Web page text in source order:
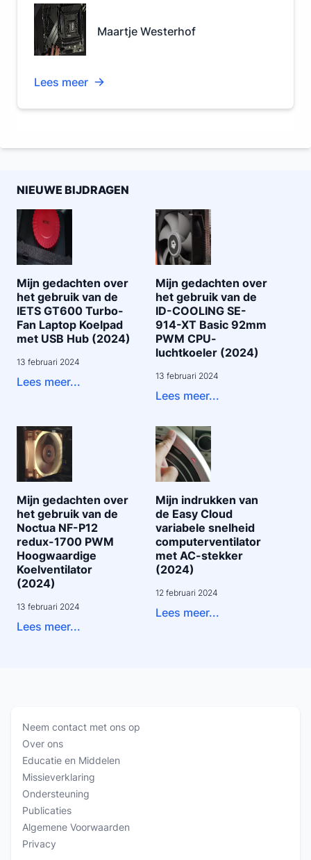
Maartje Westerhof
Lees meer
NIEUWE BIJDRAGEN
Mijn gedachten over
het gebruik van de
IETS GT600 Turbo-
Fan Laptop Koelpad
met USB Hub (2024)
13 februari 2024
Lees meer...
Mijn gedachten over
het gebruik van de
ID-COOLING SE-
914-XT Basic 92mm
PWM CPU-
luchtkoeler (2024)
13 februari 2024
Lees meer...
Mijn gedachten over
het gebruik van de
Noctua NF-P12
redux-1700 PWM
Hoogwaardige
Koelventilator
(2024)
13 februari 2024
Lees meer...
Mijn indrukken van
de Easy Cloud
variabele snelheid
computerventilator
met AC-stekker
(2024)
12 februari 2024
Lees meer...
Neem contact met ons op
Over ons
Educatie en Middelen
Missieverklaring
Ondersteuning
Publicaties
Algemene Voorwaarden
Privacy